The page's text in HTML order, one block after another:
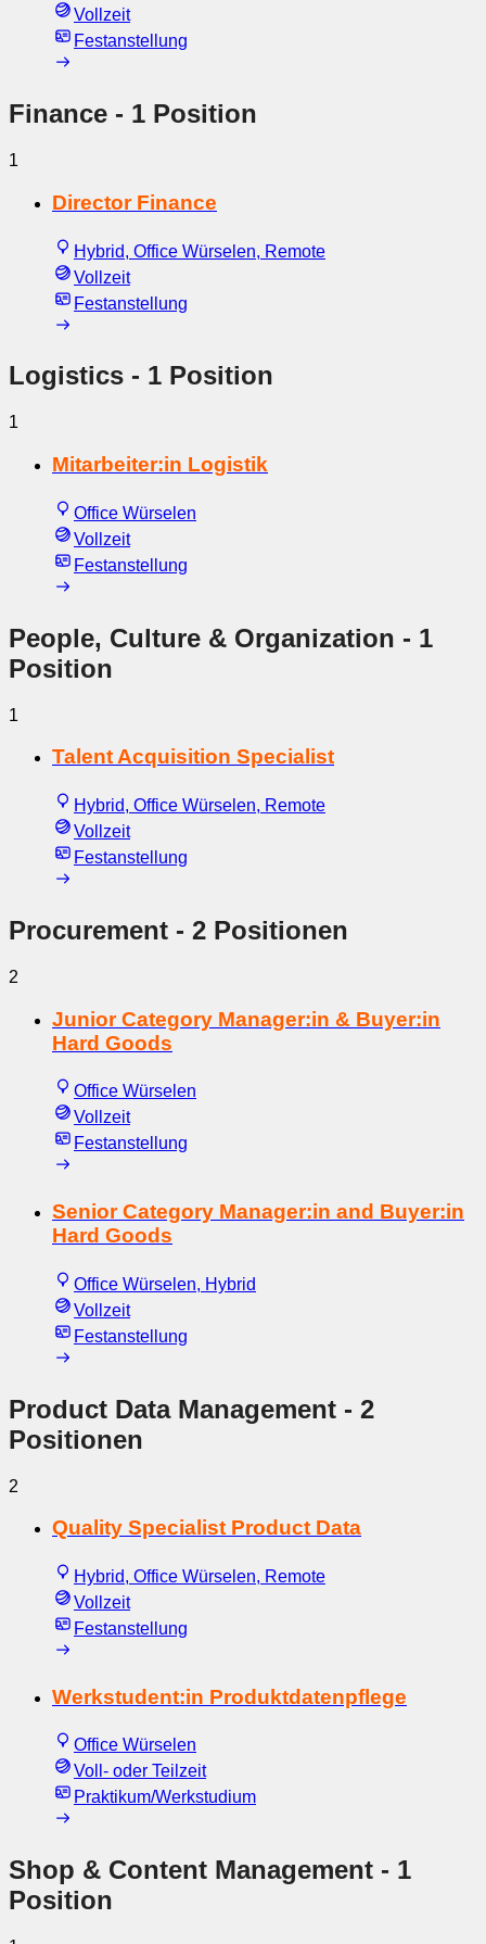
Vollzeit
Festanstellung
Finance - 1 Position
1
Director Finance
Hybrid, Office Würselen, Remote
Vollzeit
Festanstellung
Logistics - 1 Position
1
Mitarbeiter:in Logistik
Office Würselen
Vollzeit
Festanstellung
People, Culture & Organization - 1
Position
1
Talent Acquisition Specialist
Hybrid, Office Würselen, Remote
Vollzeit
Festanstellung
Procurement - 2 Positionen
2
Junior Category Manager:in & Buyer:in
Hard Goods
Office Würselen
Vollzeit
Festanstellung
Senior Category Manager:in and Buyer:in
Hard Goods
Office Würselen, Hybrid
Vollzeit
Festanstellung
Product Data Management - 2
Positionen
2
Quality Specialist Product Data
Hybrid, Office Würselen, Remote
Vollzeit
Festanstellung
Werkstudent:in Produktdatenpflege
Office Würselen
Voll- oder Teilzeit
Praktikum/Werkstudium
Shop & Content Management - 1
Position